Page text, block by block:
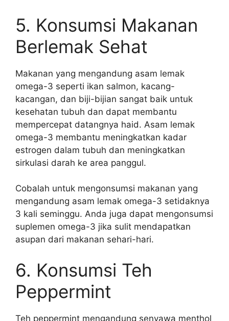
5. Konsumsi Makanan
Berlemak Sehat
Makanan yang mengandung asam lemak
omega-3 seperti ikan salmon, kacang-
kacangan, dan biji-bijian sangat baik untuk
kesehatan tubuh dan dapat membantu
mempercepat datangnya haid. Asam lemak
omega-3 membantu meningkatkan kadar
estrogen dalam tubuh dan meningkatkan
sirkulasi darah ke area panggul.
Cobalah untuk mengonsumsi makanan yang
mengandung asam lemak omega-3 setidaknya
3 kali seminggu. Anda juga dapat mengonsumsi
suplemen omega-3 jika sulit mendapatkan
asupan dari makanan sehari-hari.
6. Konsumsi Teh
Peppermint
Teh peppermint mengandung senyawa menthol